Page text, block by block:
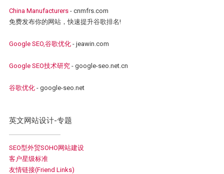
China Manufacturers- cnmfrs.com
免费发布你的网站，快速提升谷歌排名!
Google SEO,谷歌优化- jeawin.com
Google SEO技术研究- google-seo.net.cn
谷歌优化- google-seo.net
英文网站设计-专题
SEO型外贸SOHO网站建设
客户星级标准
友情链接(Friend Links)